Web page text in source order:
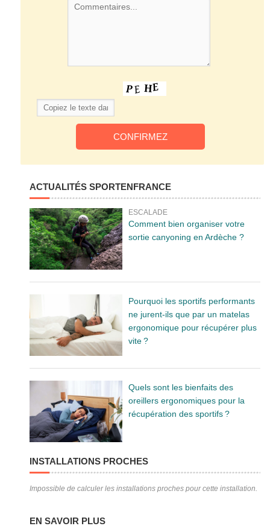
ACTUALITÉS SPORTENFRANCE
ESCALADE
Comment bien organiser votre
sortie canyoning en Ardèche ?
Pourquoi les sportifs performants
ne jurent-ils que par un matelas
ergonomique pour récupérer plus
vite ?
Quels sont les bienfaits des
oreillers ergonomiques pour la
récupération des sportifs ?
INSTALLATIONS PROCHES
Impossible de calculer les installations proches pour cette installation.
EN SAVOIR PLUS